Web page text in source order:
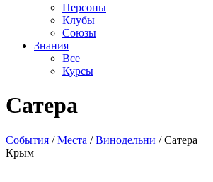
Персоны
Клубы
Союзы
Знания
Все
Курсы
Сатера
События /Места /Винодельни /Сатера
Крым